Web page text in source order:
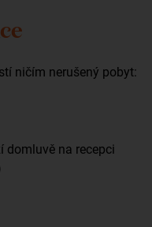
ničím nerušený pobyt:
domluvě na recepci